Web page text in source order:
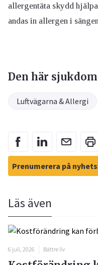
allergentäta skydd
andas in allergen i
Den här
Luftvägarna & Allergi
Prenumerera på
Läs även
6 juli, 2026 Bättre liv